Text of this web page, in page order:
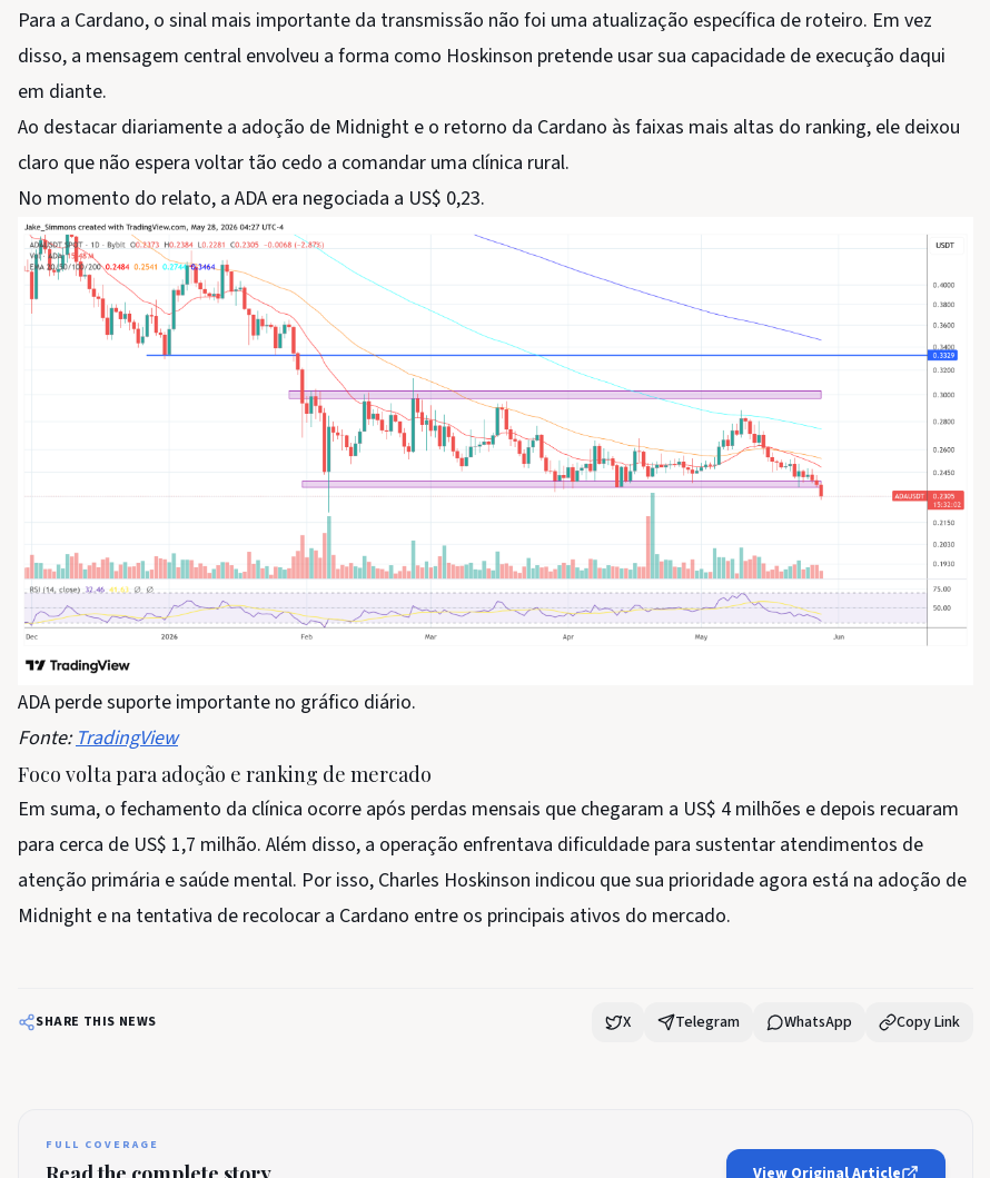
Para a Cardano, o sinal mais importante da transmissão não foi uma atualização específica de roteiro. Em vez
disso, a mensagem central envolveu a forma como Hoskinson pretende usar sua capacidade de execução daqui
em diante.
Ao destacar diariamente a adoção de Midnight e o retorno da Cardano às faixas mais altas do ranking, ele deixou
claro que não espera voltar tão cedo a comandar uma clínica rural.
No momento do relato, a ADA era negociada a US$ 0,23.
ADA perde suporte importante no gráfico diário.
Fonte: TradingView
Foco volta para adoção e ranking de mercado
Em suma, o fechamento da clínica ocorre após perdas mensais que chegaram a US$ 4 milhões e depois recuaram
para cerca de US$ 1,7 milhão. Além disso, a operação enfrentava dificuldade para sustentar atendimentos de
atenção primária e saúde mental. Por isso, Charles Hoskinson indicou que sua prioridade agora está na adoção de
Midnight e na tentativa de recolocar a Cardano entre os principais ativos do mercado.
SHARE THIS NEWS X Telegram WhatsApp Copy Link
FULL COVERAGE